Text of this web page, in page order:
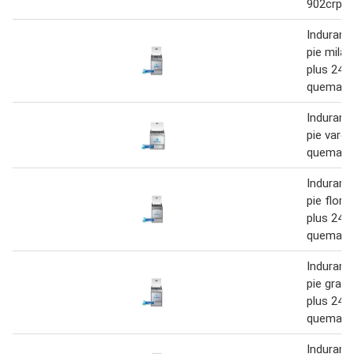
902crp
pie
plus 24 4
pie
pie
plus 24 4
pie
plus 24 4